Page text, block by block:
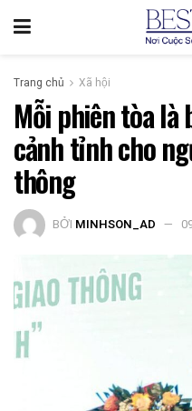
Trang chủ Xã hội
Mỗi phiên tòa là
cảnh tỉnh cho
thông
BỞI MINHSON_AD